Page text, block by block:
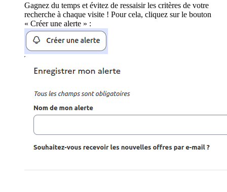
Gagnez du temps et évitez de ressaisir les critères de votre
recherche à chaque visite ! Pour cela, cliquez sur le bouton
« Créer une alerte » :